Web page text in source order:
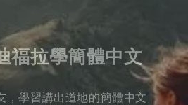
福拉學簡體中文
，學習講出道地的簡體中文